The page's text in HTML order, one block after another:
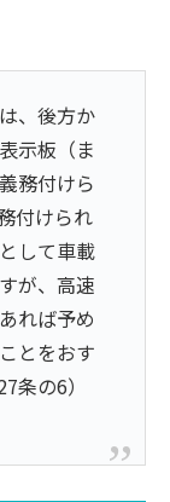
、後方か
示板（ま
務付けら
付けられ
して車載
が、高速
れば予め
とをおす
条の6）